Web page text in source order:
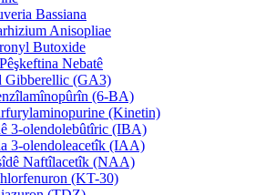
Bassiana
Anisopliae
Butoxide
Nebatê
Gibberellic (GA3)
(6-BA)
(Kinetin)
3-olendolebûtîric (IBA)
3-olendoleacetîk (IAA)
Naftîlacetîk (NAA)
(KT-30)